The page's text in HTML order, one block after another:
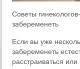
Советы
забеременеть
Если вы уже
забеременеть
расстраиваться